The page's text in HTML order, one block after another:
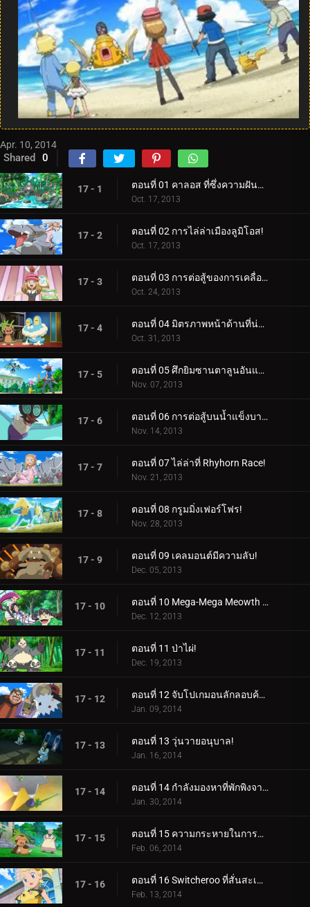
Apr. 10, 2014
Shared 0
17 - 1 ตอนที่ 01 คาลอส ที่ซึ่งความฝันและการผจญภัยเริ่มต้นขึ้น!
Oct. 17, 2013
17 - 2 ตอนที่ 02 การไล่ล่าเมืองลูมิโอส!
Oct. 17, 2013
17 - 3 ตอนที่ 03 การต่อสู้ของการเคลื่อนที่ทางอากาศ!
Oct. 24, 2013
17 - 4 ตอนที่ 04 มิตรภาพหน้าด้านที่น่าตกใจ!
Oct. 31, 2013
17 - 5 ตอนที่ 05 ศึกยิมซานตาลูนอันแสนวุ่นวาย!
Nov. 07, 2013
17 - 6 ตอนที่ 06 การต่อสู้บนน้ำแข็งบาง ๆ!
Nov. 14, 2013
17 - 7 ตอนที่ 07 ไล่ล่าที่ Rhyhorn Race!
Nov. 21, 2013
17 - 8 ตอนที่ 08 กรูมมิ่งเฟอร์โฟร!
Nov. 28, 2013
17 - 9 ตอนที่ 09 เคลมอนต์มีความลับ!
Dec. 05, 2013
17 - 10 ตอนที่ 10 Mega-Mega Meowth ความบ้าคลั่ง!
Dec. 12, 2013
17 - 11 ตอนที่ 11 ป่าไผ่!
Dec. 19, 2013
17 - 12 ตอนที่ 12 จับโปเกมอนลักลอบค้าของเถื่อน!
Jan. 09, 2014
17 - 13 ตอนที่ 13 วุ่นวายอนุบาล!
Jan. 16, 2014
17 - 14 ตอนที่ 14 กำลังมองหาที่พักพิงจากพายุ!
Jan. 30, 2014
17 - 15 ตอนที่ 15 ความกระหายในการต่อสู้!
Feb. 06, 2014
17 - 16 ตอนที่ 16 Switcheroo ที่สั่นสะเทือน!
Feb. 13, 2014